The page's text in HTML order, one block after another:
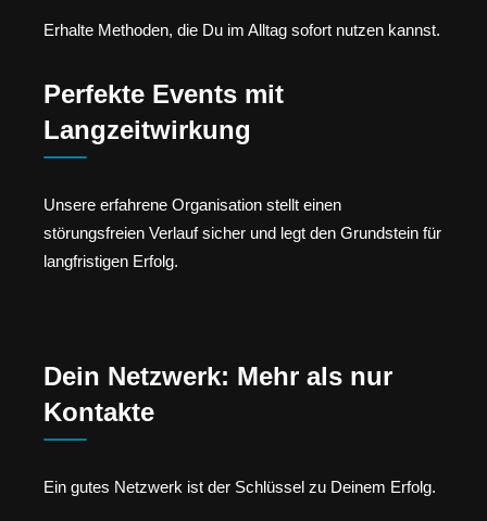
Erhalte Methoden, die Du im Alltag sofort nutzen kannst.
Perfekte Events mit
Langzeitwirkung
Unsere erfahrene Organisation stellt einen
störungsfreien Verlauf sicher und legt den Grundstein für
langfristigen Erfolg.
Dein Netzwerk: Mehr als nur
Kontakte
Ein gutes Netzwerk ist der Schlüssel zu Deinem Erfolg.